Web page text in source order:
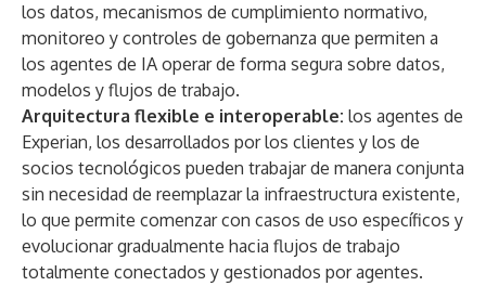
los datos, mecanismos de cumplimiento normativo,
monitoreo y controles de gobernanza que permiten a
los agentes de IA operar de forma segura sobre datos,
modelos y flujos de trabajo.
Arquitectura flexible e interoperable: los agentes de
Experian, los desarrollados por los clientes y los de
socios tecnológicos pueden trabajar de manera conjunta
sin necesidad de reemplazar la infraestructura existente,
lo que permite comenzar con casos de uso específicos y
evolucionar gradualmente hacia flujos de trabajo
totalmente conectados y gestionados por agentes.